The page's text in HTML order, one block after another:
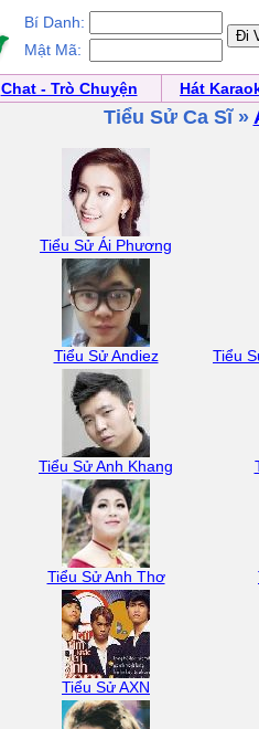
Bí Danh:
Mật Mã:
Chat - Trò Chuyện
Hát
Tiểu Sử Ca Sĩ »
Tiểu Sử Ái Phương
Tiểu Sử Andiez Tiểu
Tiểu Sử Anh Khang
Tiểu Sử Anh Thơ
Tiểu Sử AXN